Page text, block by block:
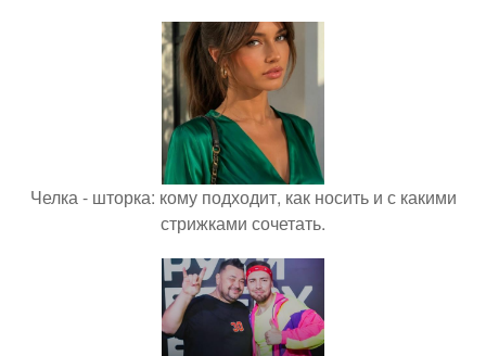
Челка - шторка: кому подходит, как носить и с какими
стрижками сочетать.